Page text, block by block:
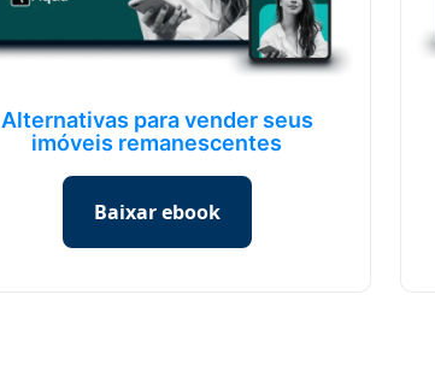
Alternativas para vender seus
imóveis remanescentes
Baixar ebook